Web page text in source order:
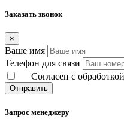
Заказать звонок
×
Ваше имя
Телефон для связи
Согласен с
Отправить
Запрос менеджеру